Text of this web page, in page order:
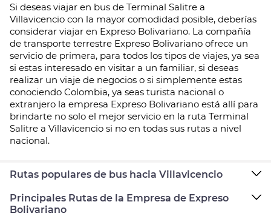
Si deseas viajar en bus de Terminal Salitre a
Villavicencio con la mayor comodidad posible, deberías
considerar viajar en Expreso Bolivariano. La compañía
de transporte terrestre Expreso Bolivariano ofrece un
servicio de primera, para todos los tipos de viajes, ya sea
si estas interesado en visitar a un familiar, si deseas
realizar un viaje de negocios o si simplemente estas
conociendo Colombia, ya seas turista nacional o
extranjero la empresa Expreso Bolivariano está allí para
brindarte no solo el mejor servicio en la ruta Terminal
Salitre a Villavicencio si no en todas sus rutas a nivel
nacional.
Rutas populares de bus hacia Villavicencio
Principales Rutas de la Empresa de Expreso
Bolivariano